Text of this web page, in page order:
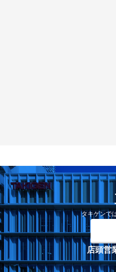
タキゲンで
店頭営